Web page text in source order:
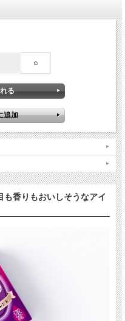
○
も香りもおいしそうなアイ